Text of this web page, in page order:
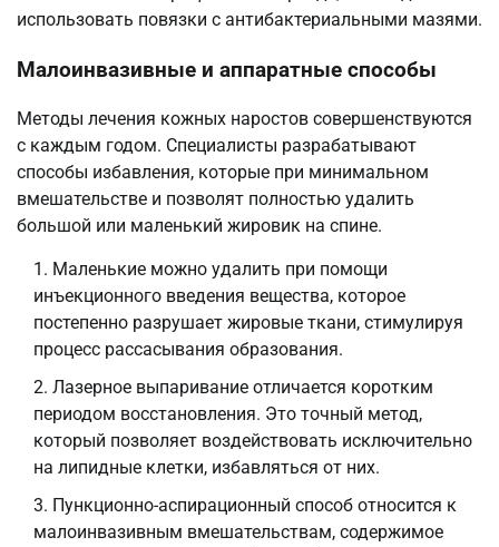
использовать повязки с антибактериальными мазями.
Малоинвазивные и аппаратные способы
Методы лечения кожных наростов совершенствуются
с каждым годом. Специалисты разрабатывают
способы избавления, которые при минимальном
вмешательстве и позволят полностью удалить
большой или маленький жировик на спине.
Маленькие можно удалить при помощи
инъекционного введения вещества, которое
постепенно разрушает жировые ткани, стимулируя
процесс рассасывания образования.
Лазерное выпаривание отличается коротким
периодом восстановления. Это точный метод,
который позволяет воздействовать исключительно
на липидные клетки, избавляться от них.
Пункционно-аспирационный способ относится к
малоинвазивным вмешательствам, содержимое